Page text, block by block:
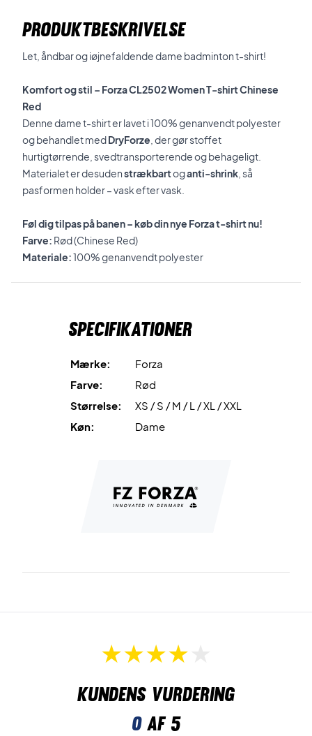
PRODUKTBESKRIVELSE
Let, åndbar og iøjnefaldende dame badminton t-shirt!
Komfort og stil – Forza CL2502 Women T-shirt Chinese
Red
Denne dame t-shirt er lavet i 100% genanvendt polyester
og behandlet medDryForze , der gør stoffet
hurtigtørrende, svedtransporterende og behageligt.
Materialet er desudenstrækbartoganti-shrink , så
pasformen holder – vask efter vask.
Føl dig tilpas på banen – køb din nye Forza t-shirt nu!
Farve: Rød (Chinese Red)
Materiale:100% genanvendt polyester
Specifikationer
Mærke:
Forza
Farve:
Rød
Størrelse:
XS / S / M / L / XL / XXL
Køn:
Dame
Kundens vurdering
0af 5